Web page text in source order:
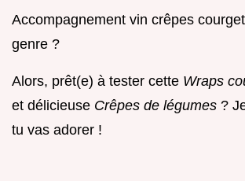
Accompagnement vin crêpes
genre ?
Alors, prêt(e) à tester cette Wraps
et délicieuse Crêpes de légumes ?
tu vas adorer !